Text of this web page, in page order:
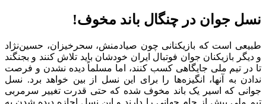
نسل جوان در چنگال باند مخوف!
طبیعی است که بازیکنانی چون صیادمنش، سحرخیزان، حسین‌نژاد
و دیگر بازیکنان جوان فوتبال ایران خودشان باید تلاش کنند و بجنگند
تا در تیم ملی جایگاهی کسب کنند، اما مسلماً دیده نشدن و فرصت
ندادن به آنها، انگیزه‌ها را برای این نسل از بین خواهد برد. نسل
جوانی که اسیر یک باند مخوف شده که حتی قدرت تغییر سرمربی